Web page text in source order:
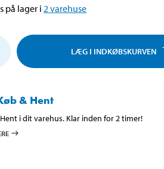
på lager i 2varehuse
LÆG I INDKØBSKURVEN
& Hent
i dit varehus. Klar inden for 2 timer!